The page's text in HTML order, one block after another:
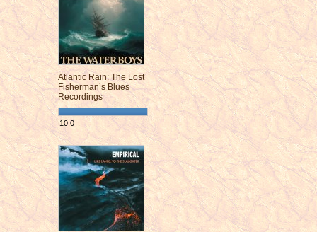
Atlantic Rain: The Lost
Fisherman’s Blues
Recordings
10,0
¯¯¯¯¯¯¯¯¯¯¯¯¯¯¯¯¯¯¯¯¯¯¯¯